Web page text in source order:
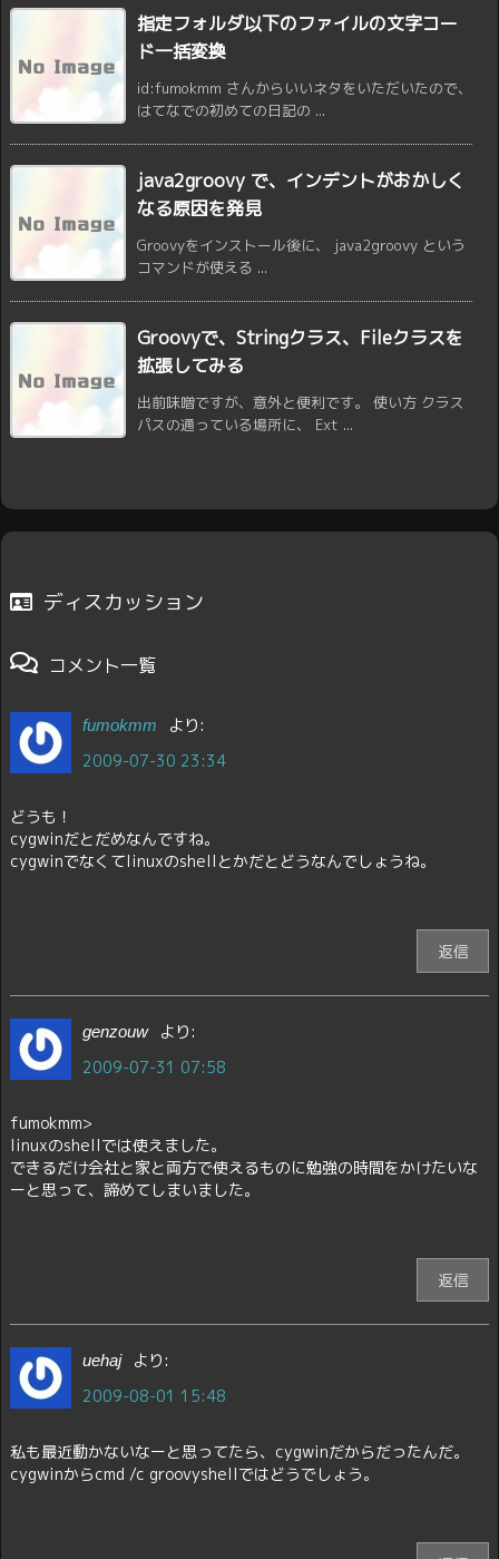
指定フォルダ以下のファイルの文字コー
ド一括変換
id:fumokmm さんからいいネタをいただいたので、
はてなでの初めての日記の ...
java2groovy で、インデントがおかしく
なる原因を発見
Groovyをインストール後に、 java2groovy という
コマンドが使える ...
Groovyで、Stringクラス、Fileクラスを
拡張してみる
出前味噌ですが、意外と便利です。 使い方 クラス
パスの通っている場所に、 Ext ...
ディスカッション
コメント一覧
fumokmm
より:
2009-07-30 23:34
どうも！
cygwinだとだめなんですね。
cygwinでなくてlinuxのshellとかだとどうなんでしょうね。
返信
genzouw
より:
2009-07-31 07:58
fumokmm>
linuxのshellでは使えました。
できるだけ会社と家と両方で使えるものに勉強の時間をかけたいな
ーと思って、諦めてしまいました。
返信
uehaj
より:
2009-08-01 15:48
私も最近動かないなーと思ってたら、cygwinだからだったんだ。
cygwinからcmd /c groovyshellではどうでしょう。